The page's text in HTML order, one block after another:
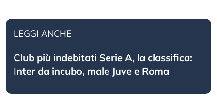
LEGGI ANCHE
Club più indebitati Serie A, la classifica:
Inter da incubo, male Juve e Roma